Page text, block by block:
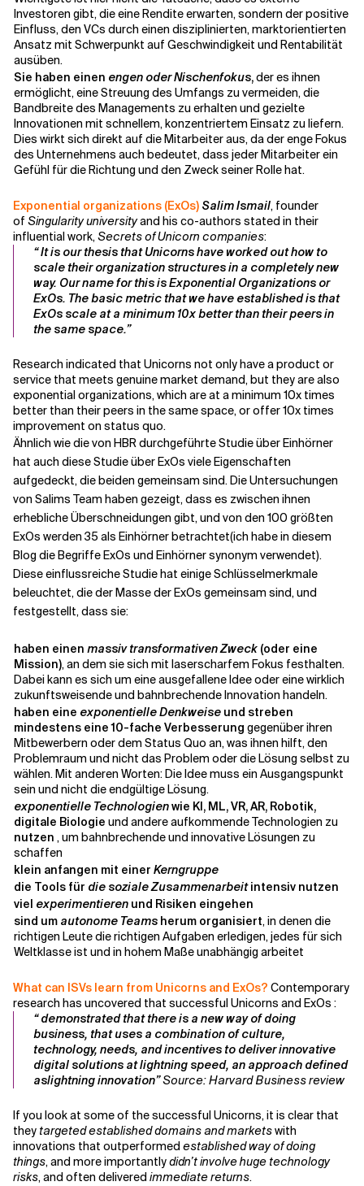
Investoren gibt, die eine Rendite erwarten, sondern der positive
Einfluss, den VCs durch einen disziplinierten, marktorientierten
Ansatz mit Schwerpunkt auf Geschwindigkeit und Rentabilität
ausüben.
Sie haben einen engen oder Nischenfokus,der es ihnen
ermöglicht, eine Streuung des Umfangs zu vermeiden, die
Bandbreite des Managements zu erhalten und gezielte
Innovationen mit schnellem, konzentriertem Einsatz zu liefern.
Dies wirkt sich direkt auf die Mitarbeiter aus, da der enge Fokus
des Unternehmens auch bedeutet, dass jeder Mitarbeiter ein
Gefühl für die Richtung und den Zweck seiner Rolle hat.
Exponential organizations (ExOs) Salim Ismail, founder
of Singularity universityand his co-authors stated in their
influential work,Secrets of Unicorn companies:
“ It is our thesis that Unicorns have worked out how to
scale their organization structures in a completely new
way. Our name for this is Exponential Organizations or
ExOs. The basic metric that we have established is that
ExOs scale at a minimum 10x better than their peers in
the same space.”
Research indicated that Unicorns not only have a product or
service that meets genuine market demand, but they are also
exponential organizations, which are at a minimum 10x times
better than their peers in the same space, or offer 10x times
improvement on status quo.
Ähnlich wie die von HBR durchgeführte Studie über Einhörner
hat auch diese Studie über ExOs viele Eigenschaften
aufgedeckt, die beiden gemeinsam sind. Die Untersuchungen
von Salims Team haben gezeigt, dass es zwischen ihnen
erhebliche Überschneidungen gibt, und von den 100 größten
ExOs werden 35 als Einhörner betrachtet(ich habe in diesem
Blog die Begriffe ExOs und Einhörner synonym verwendet).
Diese einflussreiche Studie hat einige Schlüsselmerkmale
beleuchtet, die der Masse der ExOs gemeinsam sind, und
festgestellt, dass sie:
haben einen massiv transformativen Zweck (oder eine
Mission), an dem sie sich mit laserscharfem Fokus festhalten.
Dabei kann es sich um eine ausgefallene Idee oder eine wirklich
zukunftsweisende und bahnbrechende Innovation handeln.
haben eine exponentielle Denkweise und streben
mindestens eine 10-fache Verbesserung gegenüber ihren
Mitbewerbern oder dem Status Quo an, was ihnen hilft, den
Problemraum und nicht das Problem oder die Lösung selbst zu
wählen. Mit anderen Worten: Die Idee muss ein Ausgangspunkt
sein und nicht die endgültige Lösung.
exponentielle Technologienwie KI, ML, VR, AR, Robotik,
digitale Biologie und andere aufkommende Technologien zu
nutzen , um bahnbrechende und innovative Lösungen zu
schaffen
klein anfangen mit einer Kerngruppe
die Tools für die soziale Zusammenarbeitintensiv nutzen
viel experimentieren und Risiken eingehen
sind um autonome Teams herum organisiert, in denen die
richtigen Leute die richtigen Aufgaben erledigen, jedes für sich
Weltklasse ist und in hohem Maße unabhängig arbeitet
What can ISVs learn from Unicorns and ExOs? Contemporary
research has uncovered that successful Unicorns and ExOs :
“ demonstrated that there is a new way of doing
business, that uses a combination of culture,
technology, needs, and incentives to deliver innovative
digital solutions at lightning speed, an approach defined
aslightning innovation”Source: Harvard Business review
If you look at some of the successful Unicorns, it is clear that
they targeted established domains and marketswith
innovations that outperformed established way of doing
things, and more importantlydidn’t involve huge technology
risks, and often delivered immediate returns.